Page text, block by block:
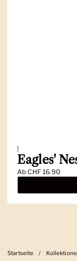
|
Eagles'
AbCHF 16.90
Startseite /